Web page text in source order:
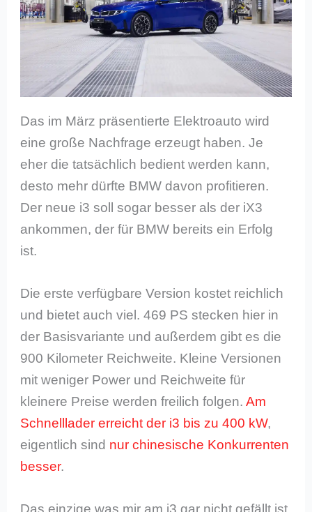
Das im März präsentierte Elektroauto wird
eine große Nachfrage erzeugt haben. Je
eher die tatsächlich bedient werden kann,
desto mehr dürfte BMW davon profitieren.
Der neue i3 soll sogar besser als der iX3
ankommen, der für BMW bereits ein Erfolg
ist.
Die erste verfügbare Version kostet reichlich
und bietet auch viel. 469 PS stecken hier in
der Basisvariante und außerdem gibt es die
900 Kilometer Reichweite. Kleine Versionen
mit weniger Power und Reichweite für
kleinere Preise werden freilich folgen.Am
Schnelllader erreicht der i3 bis zu 400 kW,
eigentlich sind nur chinesische Konkurrenten
besser.
Das einzige was mir am i3 gar nicht gefällt ist